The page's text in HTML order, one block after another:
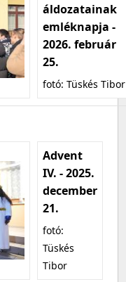
áldozatainak
emléknapja -
2026. február
25.
fotó: Tüskés Tibor
Advent
IV. - 2025.
december
21.
fotó:
Tüskés
Tibor